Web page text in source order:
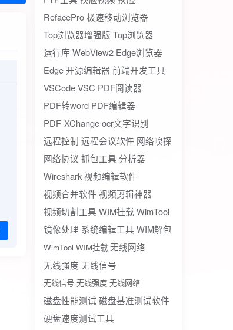
RefacePro极速移动浏览器
Top浏览器增强版 Top浏览器
运行库 WebView2 Edge浏览器
Edge开源编辑器 前端开发工具
VSCodeVSC PDF阅读器
PDF转word PDF编辑器
PDF-XChangeocr文字识别
远程控制 远程会议软件 网络嗅探
网络协议 抓包工具 分析器
Wireshark视频编辑软件
视频合并软件 视频剪辑神器
视频切割工具 WIM挂载 WimTool
镜像处理 系统编辑工具 WIM解包
WimTool WIM挂载 无线网络
无线强度 无线信号
无线信号 无线强度 无线网络
磁盘性能测试 磁盘基准测试软件
硬盘速度测试工具